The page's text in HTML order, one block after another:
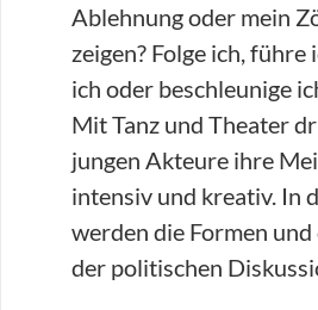
Ablehnung oder mein
zeigen? Folge ich, führe
ich oder beschleunige
Mit Tanz und Theater
jungen Akteure ihre
intensiv und kreativ. In
werden die Formen
der politischen